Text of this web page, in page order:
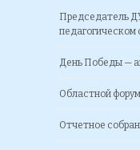
Председатель
День Победы —
Областной
Отчетное